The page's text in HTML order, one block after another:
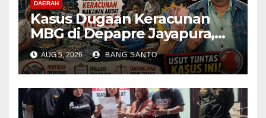
DAERAH
Kasus Dugaan Keracunan
MBG di Depapre Jayapura,
Aktivis Papua Minta
Operasional Dapur
Dihentikan & Evaluasi
Menyeluruh
AUG 5, 2026 BANG SANTO